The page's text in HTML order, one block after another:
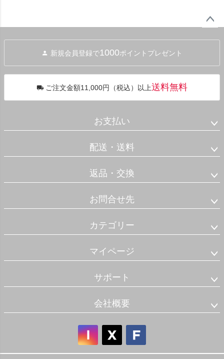
へ
新規会員登録で1000ポイントプレゼント
ご注文金額11,000円（税込）以上送料無料
お支払い
配送・送料
返品・交換
お問合せ先
カテゴリー
マイページ
サポート
会社概要